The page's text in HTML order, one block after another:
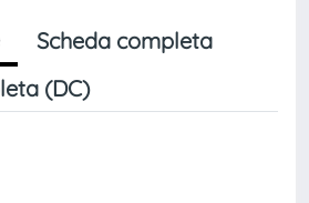
Scheda completa
(DC)